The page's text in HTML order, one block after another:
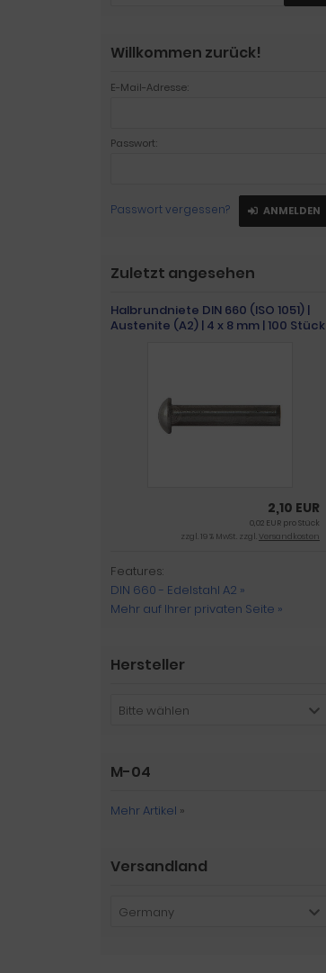
Willkommen zurück!
E-Mail-Adresse:
Passwort:
Passwort vergessen? ANMELDEN
Zuletzt angesehen
Halbrundniete DIN 660 (ISO 1051) |
Austenite (A2) | 4 x 8 mm | 100 Stück
2,10 EUR
0,02 EUR pro Stück
zzgl. 19 % MwSt. zzgl.Versandkosten
Features:
DIN 660 - Edelstahl A2 »
Mehr auf Ihrer privaten Seite »
Hersteller
Bitte wählen
M-04
Mehr Artikel »
Versandland
Germany